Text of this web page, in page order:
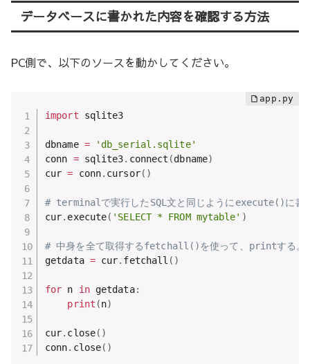
データベースに書かれた内容を確認する方法
PC側で、以下のソースを動かしてください。
import sqlite3
dbname =
'db_serial.sqlite'
conn = sqlite3. connect (dbname)
cur = conn. cursor( )
# terminalで実行したSQL文と同じようにexecute()に書
cur. execute( 'SELECT * FROM mytable' )
# 中身を全て取得するfetchall()を使って、printする。
getdata = cur. fetchall ( )
for n in getdata:
print (n)
cur. close( )
conn. close( )